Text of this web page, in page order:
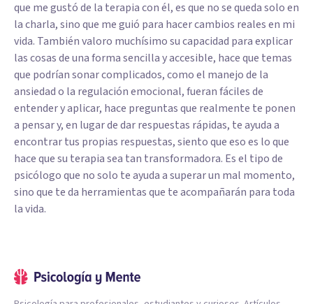
que me gustó de la terapia con él, es que no se queda solo en
la charla, sino que me guió para hacer cambios reales en mi
vida. También valoro muchísimo su capacidad para explicar
las cosas de una forma sencilla y accesible, hace que temas
que podrían sonar complicados, como el manejo de la
ansiedad o la regulación emocional, fueran fáciles de
entender y aplicar, hace preguntas que realmente te ponen
a pensar y, en lugar de dar respuestas rápidas, te ayuda a
encontrar tus propias respuestas, siento que eso es lo que
hace que su terapia sea tan transformadora. Es el tipo de
psicólogo que no solo te ayuda a superar un mal momento,
sino que te da herramientas que te acompañarán para toda
la vida.